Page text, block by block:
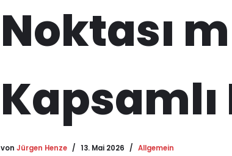
Noktası
von Jürgen Henze 13. Mai 2026 Allgemein